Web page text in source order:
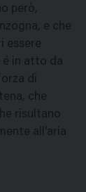
però,
e che
essere
é in atto da
di
che
risultano
all'aria